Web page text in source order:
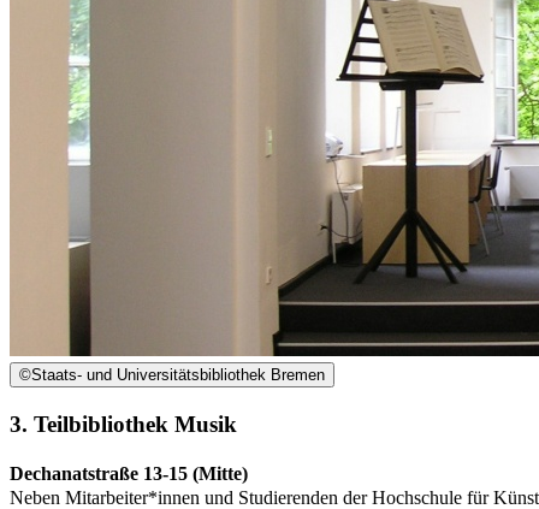
©Staats- und Universitätsbibliothek Bremen
3. Teilbibliothek Musik
Dechanatstraße 13-15 (Mitte)
Neben Mitarbeiter*innen und Studierenden der Hochschule für